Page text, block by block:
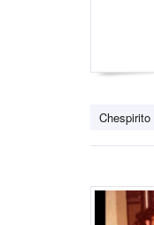
Chespirito